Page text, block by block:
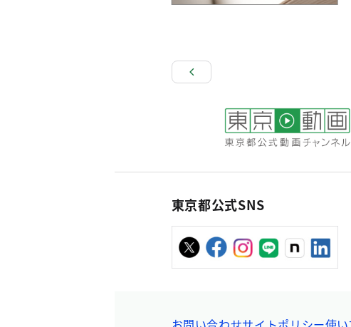
東京都公式SNS